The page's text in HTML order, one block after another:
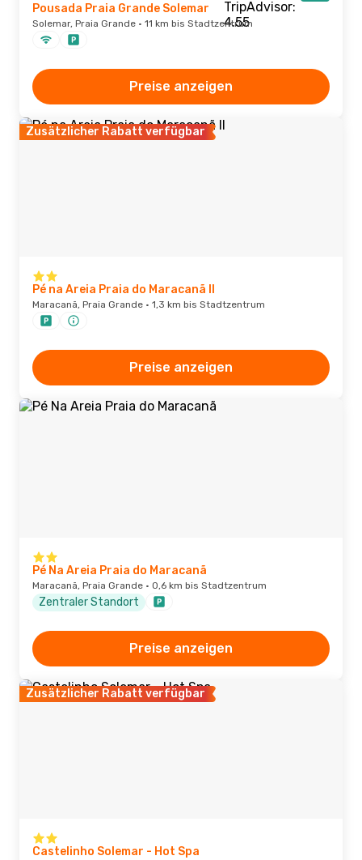
Pousada Praia Grande Solemar
Solemar, Praia Grande · 11 km bis Stadtzentrum
Preise anzeigen
Zusätzlicher Rabatt verfügbar
Pé na Areia Praia do Maracanã II
Maracanã, Praia Grande · 1,3 km bis Stadtzentrum
Preise anzeigen
Pé Na Areia Praia do Maracanã
Maracanã, Praia Grande · 0,6 km bis Stadtzentrum
Zentraler Standort
Preise anzeigen
Zusätzlicher Rabatt verfügbar
Castelinho Solemar - Hot Spa